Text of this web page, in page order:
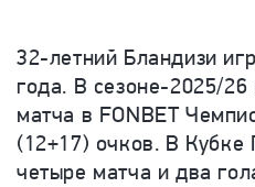
32-летний Бландизи
года. В сезоне-2025/
матча в FONBET
(12+17) очков. В Кубке
четыре матча и два